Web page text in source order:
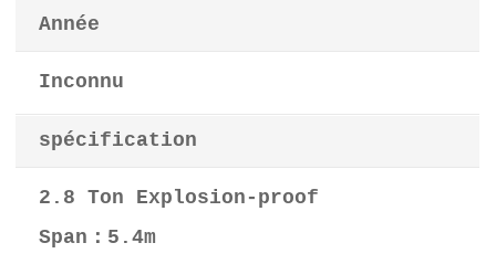
Année
Inconnu
spécification
2.8 Ton Explosion-proof
Span：5.4m